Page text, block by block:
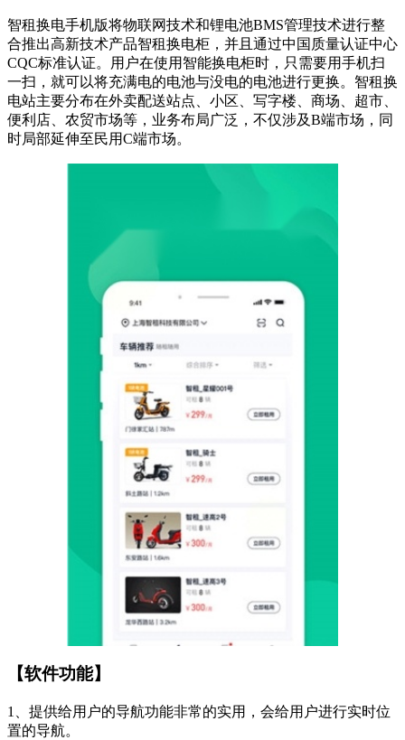
智租换电手机版将物联网技术和锂电池BMS管理技术进行整
合推出高新技术产品智租换电柜，并且通过中国质量认证中心
CQC标准认证。用户在使用智能换电柜时，只需要用手机扫
一扫，就可以将充满电的电池与没电的电池进行更换。智租换
电站主要分布在外卖配送站点、小区、写字楼、商场、超市、
便利店、农贸市场等，业务布局广泛，不仅涉及B端市场，同
时局部延伸至民用C端市场。
【软件功能】
1、提供给用户的导航功能非常的实用，会给用户进行实时位
置的导航。